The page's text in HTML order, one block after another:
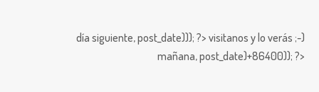
día siguiente,post_date))); ?> visitanos y lo verás ;-)
mañana,post_date)+86400)); ?>